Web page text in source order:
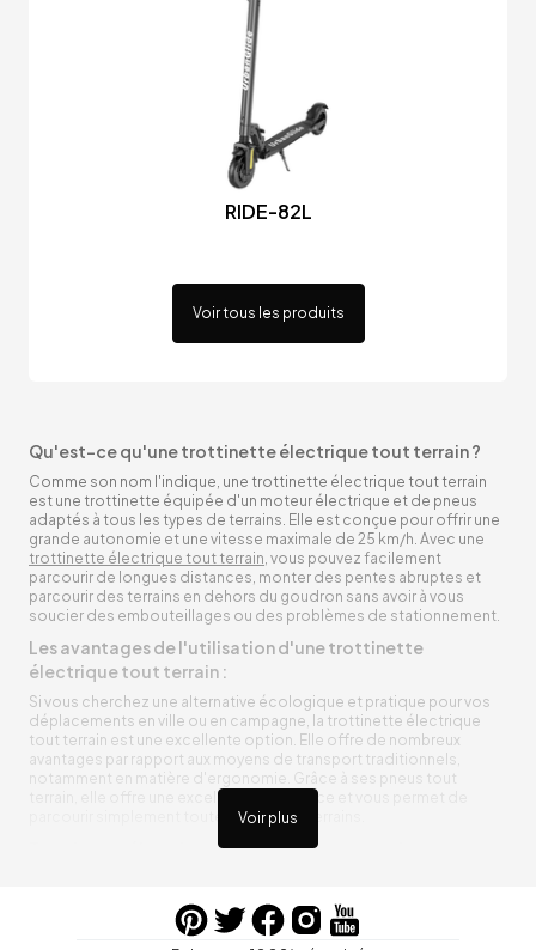
RIDE-82L
Voir tous les produits
Voir plus
Qu'est-ce qu'une trottinette électrique tout terrain ?
Comme son nom l'indique, une trottinette électrique tout terrain
est une trottinette équipée d'un moteur électrique et de pneus
adaptés à tous les types de terrains. Elle est conçue pour offrir une
grande autonomie et une vitesse maximale de 25 km/h. Avec une
trottinette électrique tout terrain, vous pouvez facilement
parcourir de longues distances, monter des pentes abruptes et
parcourir des terrains en dehors du goudron sans avoir à vous
soucier des embouteillages ou des problèmes de stationnement.
Les avantages de l'utilisation d'une trottinette
électrique tout terrain :
Si vous cherchez une alternative écologique et pratique pour vos
déplacements en ville ou en campagne, la trottinette électrique
tout terrain est une excellente option. Elle offre de nombreux
avantages par rapport aux moyens de transport traditionnels,
notamment en matière d'ergonomie. Grâce à ses pneus tout
terrain, elle offre une excellente adhérence et vous permet de
parcourir simplement toutes sortes de terrains.
Trottinette électrique tout terrain ergonomique
entre vos trajets, vous n’aurez pas à vous soucier de l’état de sa
batterie. De plus, elle est équipée de pneus résistants qui peuvent